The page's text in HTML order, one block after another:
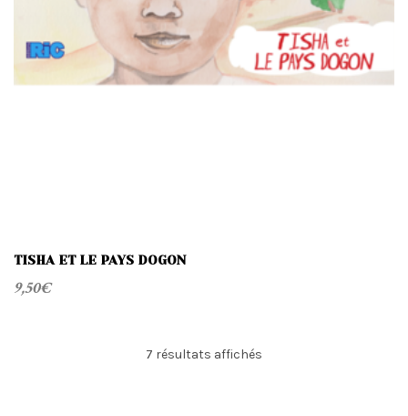
TISHA ET LE PAYS DOGON
9,50€
7 résultats affichés